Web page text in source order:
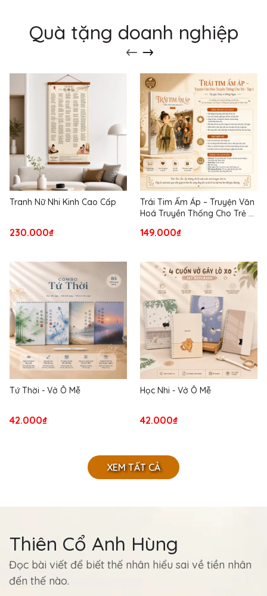
Quà tặng doanh nghiệp
Tranh Nữ Nhi Kinh Cao Cấp
230.000₫
Trái Tim Ấm Áp – Truyện Văn
Hoá Truyền Thống Cho Trẻ –
149.000₫
Tứ Thời - Vở Ô Mễ
42.000₫
Học Nhi - Vở Ô Mễ
42.000₫
XEM TẤT CẢ
Thiên Cổ Anh Hùng
Đọc bài viết để biết thế nhân hiểu sai về tiền nhân
đến thế nào.